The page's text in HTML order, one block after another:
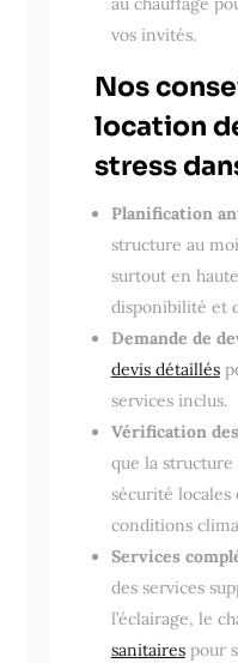
vos invités.
Nos
location
stress
Planification
structure au
surtout en
disponibilité et
Demande de
devis détaillés
services inclus.
Vérification
que la structure
sécurité locales
conditions
Services
des services
l’éclairage, le
sanitairespour